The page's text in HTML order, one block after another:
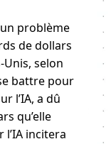
problème
de dollars
selon
battre pour
l’IA, a dû
qu’elle
incitera